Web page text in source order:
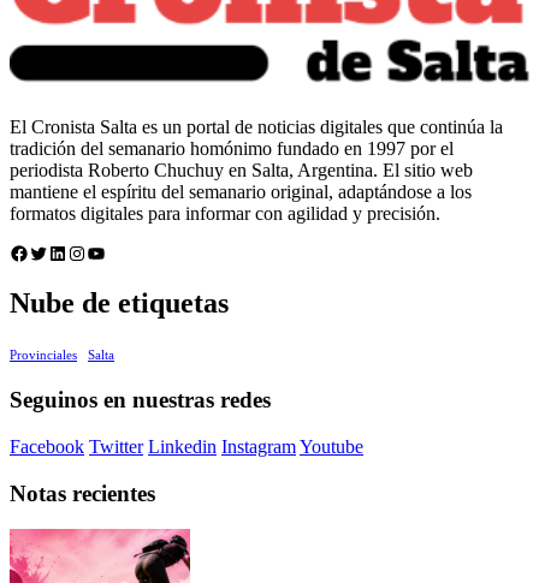
El Cronista Salta es un portal de noticias digitales que continúa la
tradición del semanario homónimo fundado en 1997 por el
periodista Roberto Chuchuy en Salta, Argentina. El sitio web
mantiene el espíritu del semanario original, adaptándose a los
formatos digitales para informar con agilidad y precisión.
Facebook
Twitter
LinkedIn
Instagram
YouTube
Nube de etiquetas
Provinciales Salta
Seguinos en nuestras redes
Facebook Twitter Linkedin InstagramYoutube
Notas recientes